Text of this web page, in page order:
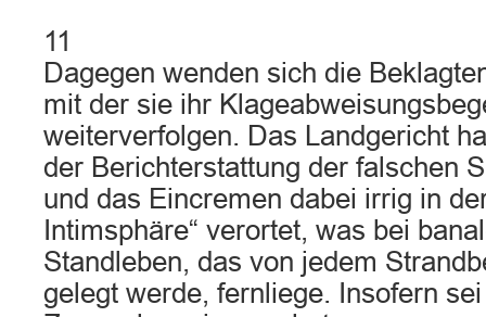
11
Dagegen wenden sich die
mit der sie ihr
weiterverfolgen. Das Landgericht
der Berichterstattung der falschen
und das Eincremen dabei irrig in
Intimsphäre“ verortet, was bei
Standleben, das von jedem
gelegt werde, fernliege. Insofern